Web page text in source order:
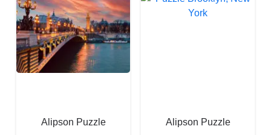
Alipson Puzzle
Alipson Puzzle